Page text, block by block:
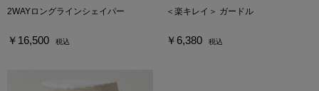
2WAYロングラインシェイパー
￥16,500 税込
＜楽キレイ＞ ガードル
￥6,380 税込